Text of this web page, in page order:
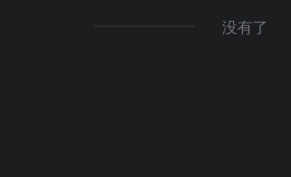
没有了